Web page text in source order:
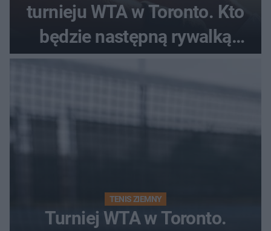
turnieju WTA w Toronto. Kto
będzie następną rywalką
Polki?
TENIS ZIEMNY
Turniej WTA w Toronto.